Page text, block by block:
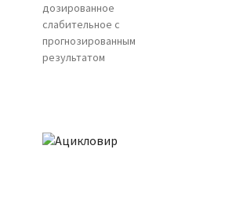
дозированное
слабительное с
прогнозированным
результатом